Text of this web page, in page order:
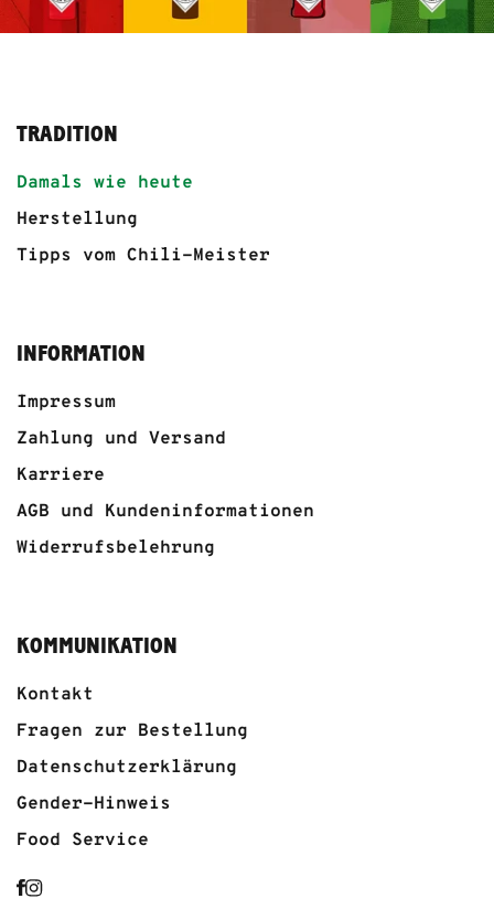
TRADITION
Damals wie heute
Herstellung
Tipps vom Chili-Meister
INFORMATION
Impressum
Zahlung und Versand
Karriere
AGB und Kundeninformationen
Widerrufsbelehrung
KOMMUNIKATION
Kontakt
Fragen zur Bestellung
Datenschutzerklärung
Gender-Hinweis
Food Service